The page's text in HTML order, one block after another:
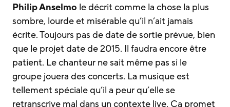
Philip Anselmo le décrit comme la chose la plus
sombre, lourde et misérable qu’il n’ait jamais
écrite. Toujours pas de date de sortie prévue, bien
que le projet date de 2015. Il faudra encore être
patient. Le chanteur ne sait même pas si le
groupe jouera des concerts. La musique est
tellement spéciale qu’il a peur qu’elle se
retranscrive mal dans un contexte live. Ça promet